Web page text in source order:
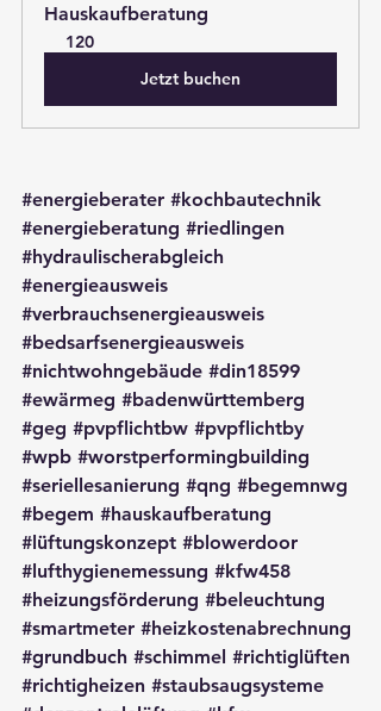
Hauskaufberatung
120
Jetzt buchen
#energieberater #kochbautechnik
#energieberatung #riedlingen
#hydraulischerabgleich
#energieausweis
#verbrauchsenergieausweis
#bedsarfsenergieausweis
#nichtwohngebäude #din18599
#ewärmeg #badenwürttemberg
#geg #pvpflichtbw #pvpflichtby
#wpb #worstperformingbuilding
#seriellesanierung #qng #begemnwg
#begem #hauskaufberatung
#lüftungskonzept #blowerdoor
#lufthygienemessung #kfw458
#heizungsförderung #beleuchtung
#smartmeter #heizkostenabrechnung
#grundbuch #schimmel #richtiglüften
#richtigheizen #staubsaugsysteme